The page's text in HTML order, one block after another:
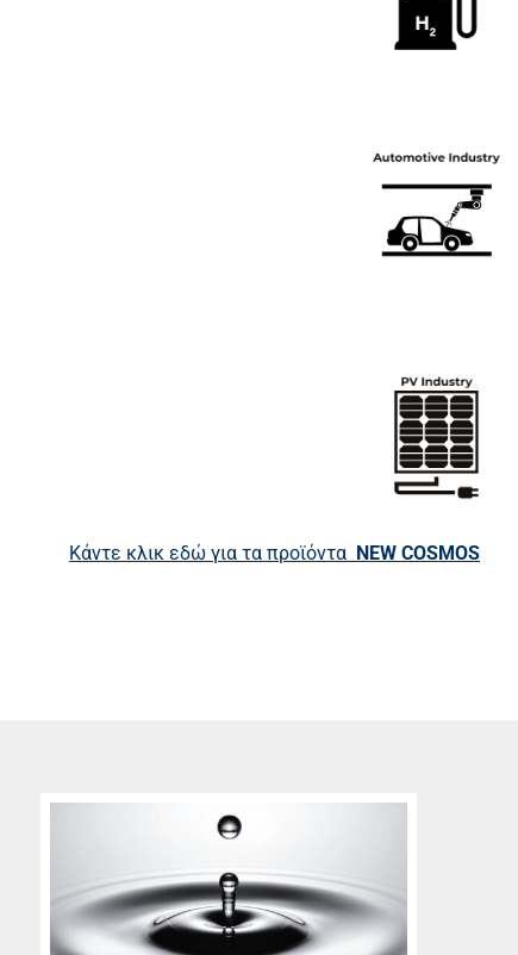
Κάντε κλικ εδώ για τα προϊόντα NEW COSMOS